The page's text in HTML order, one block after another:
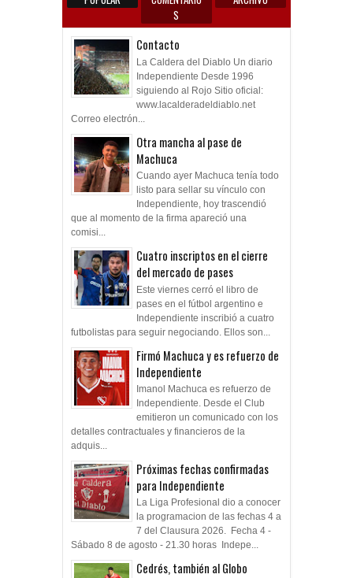
S
Contacto
La Caldera del Diablo Un diario
Independiente Desde 1996
siguiendo al Rojo Sitio oficial:
www.lacalderadeldiablo.net
Correo electrón...
Otra mancha al pase de
Machuca
Cuando ayer Machuca tenía todo
listo para sellar su vínculo con
Independiente, hoy trascendió
que al momento de la firma apareció una
comisi...
Cuatro inscriptos en el cierre
del mercado de pases
Este viernes cerró el libro de
pases en el fútbol argentino e
Independiente inscribió a cuatro
futbolistas para seguir negociando. Ellos son...
Firmó Machuca y es refuerzo de
Independiente
Imanol Machuca es refuerzo de
Independiente. Desde el Club
emitieron un comunicado con los
detalles contractuales y financieros de la
adquis...
Próximas fechas confirmadas
para Independiente
La Liga Profesional dio a conocer
la programacion de las fechas 4 a
7 del Clausura 2026. Fecha 4 -
Sábado 8 de agosto - 21.30 horas Indepe...
Cedrés, también al Globo